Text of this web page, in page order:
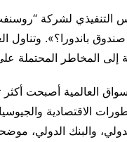
التنفيذي لشركة
باندورا؟». وتناول
إلى المخاطر المحتملة
العالمية أصبحت
الاقتصادية
والبنك الدولي،